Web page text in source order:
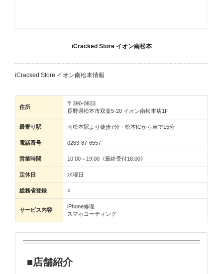
iCracked Store イオン南松本
iCracked Store イオン南松本情報
住所
〒390-0833
長野県松本市双葉5-20 イオン南松本店1F
最寄り駅 南松本駅より徒歩7分・松本ICから車で15分
電話番号 0263-87-6557
営業時間 10:00～19:00《最終受付18:00》
定休日 水曜日
総務省登録 ○
サービス内容
iPhone修理
スマホコーティング
■店舗紹介